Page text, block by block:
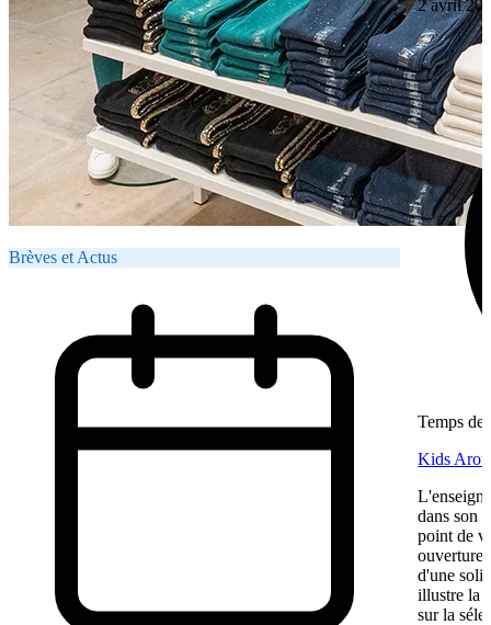
Brèves et Actus
2 avril
Temps de
Kids
dans son
point de
ouverture,
d'une
illustre la
sur la